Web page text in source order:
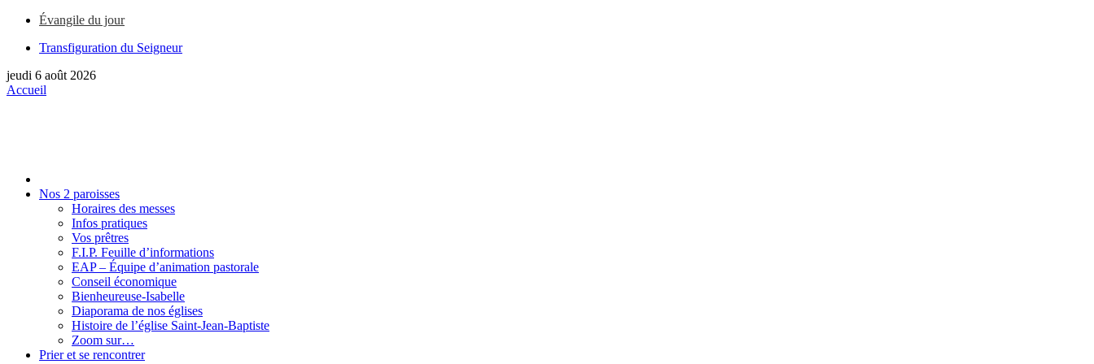
Évangile du jour
Transfiguration du Seigneur
jeudi 6 août 2026
Accueil
Nos 2 paroisses
Horaires des messes
Infos pratiques
Vos prêtres
F.I.P. Feuille d’informations
EAP – Équipe d’animation pastorale
Conseil économique
Bienheureuse-Isabelle
Diaporama de nos églises
Histoire de l’église Saint-Jean-Baptiste
Zoom sur…
Prier et se rencontrer